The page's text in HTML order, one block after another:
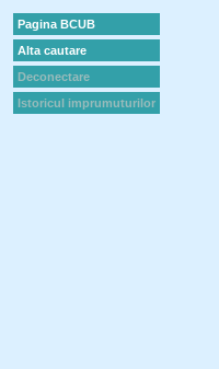
Pagina BCUB
Alta cautare
Deconectare
Istoricul imprumuturilor